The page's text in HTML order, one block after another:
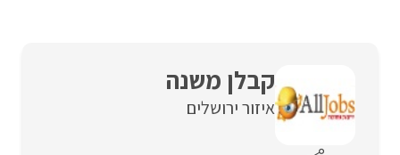
קבלן משנה
איזור ירושלים